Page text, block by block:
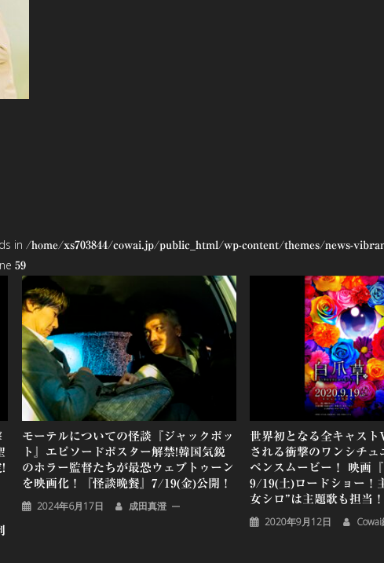
in /home/xs703844/cowai.jp/public_html/wp-content/themes/news-
59
モーテルについての怪談『ジャックポッ
ト』エピソードポスター解禁!韓国気鋭
のホラー監督たちが最恐ウェブトゥーン
を映画化！『怪談晩餐』7/19(金)公開！
2024年6月17日 成田真澄
世界初となる全キャス
される衝撃のワンシチュ
ペンスムービー！ 映画
9/19(土)ロードショー！
女シロ”は主題歌も担当！
2020年9月12日